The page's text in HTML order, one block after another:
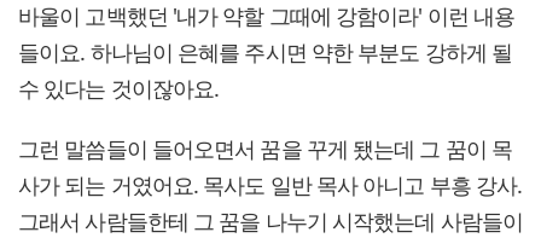
바울이 고백했던 '내가 약할 그때에 강함이라' 이런 내용
들이요. 하나님이 은혜를 주시면 약한 부분도 강하게 될
수 있다는 것이잖아요.
그런 말씀들이 들어오면서 꿈을 꾸게 됐는데 그 꿈이 목
사가 되는 거였어요. 목사도 일반 목사 아니고 부흥 강사.
그래서 사람들한테 그 꿈을 나누기 시작했는데 사람들이